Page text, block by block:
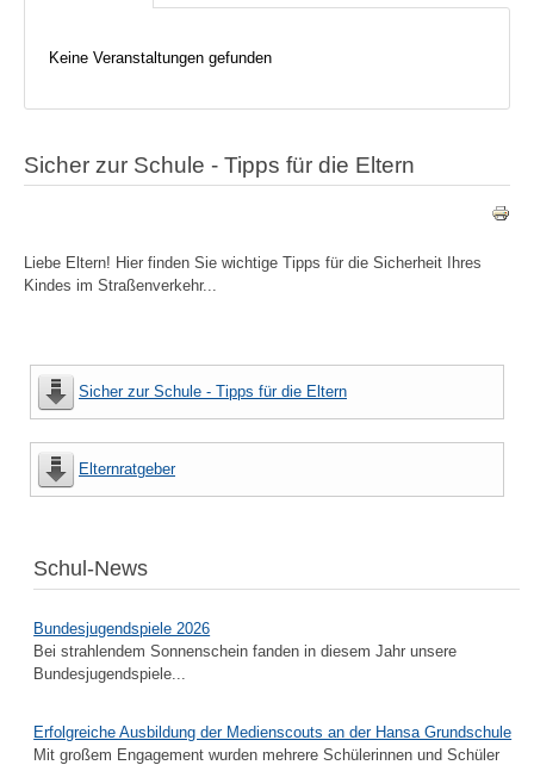
Keine Veranstaltungen gefunden
Sicher zur Schule - Tipps für die Eltern
Liebe Eltern! Hier finden Sie wichtige Tipps für die Sicherheit Ihres
Kindes im Straßenverkehr...
Sicher zur Schule - Tipps für die Eltern
Elternratgeber
Schul-News
Bundesjugendspiele 2026
Bei strahlendem Sonnenschein fanden in diesem Jahr unsere
Bundesjugendspiele...
Erfolgreiche Ausbildung der Medienscouts an der Hansa Grundschule
Mit großem Engagement wurden mehrere Schülerinnen und Schüler